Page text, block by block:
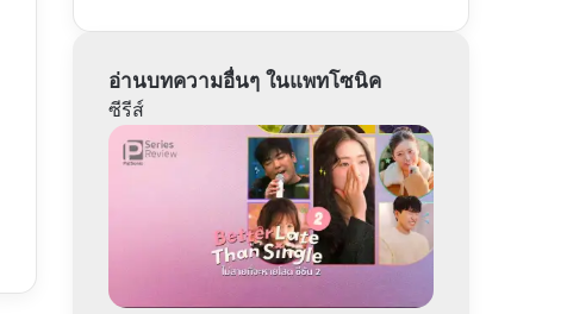
อ่านบทความอื่นๆ ในแพทโซนิค
ซีรีส์